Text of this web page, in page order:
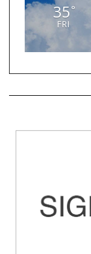
35 °
FRI